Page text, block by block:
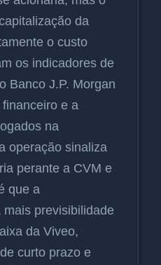
da
o custo
os indicadores de
Banco J.P. Morgan
e a
na
operação sinaliza
perante a CVM e
que a
previsibilidade
da Viveo,
curto prazo e